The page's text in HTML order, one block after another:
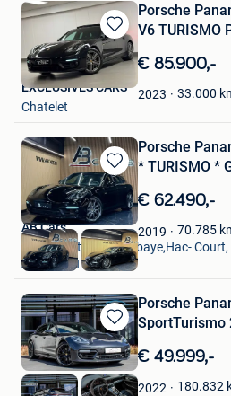
Bewaren
in
Mijn
Favorieten
Porsche
V6 TURISMO
€ 85.900,-
2023 33.000
EXCLUSIVES CARS
Chatelet
Bewaren
in
Mijn
Favorieten
Porsche
* TURISMO *
€ 62.490,-
2019 70.785
AB Cars
Vise + Partie De Bombaye,Hac-
Argenteau
Bewaren
in
Mijn
Favorieten
Porsche
SportTurismo
€ 49.999,-
2022 180.832